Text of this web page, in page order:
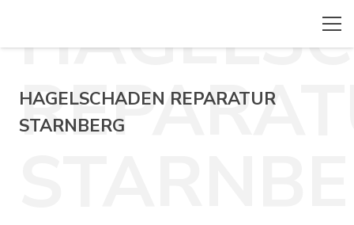
HAGELSCHADEN REPARATUR
STARNBERG